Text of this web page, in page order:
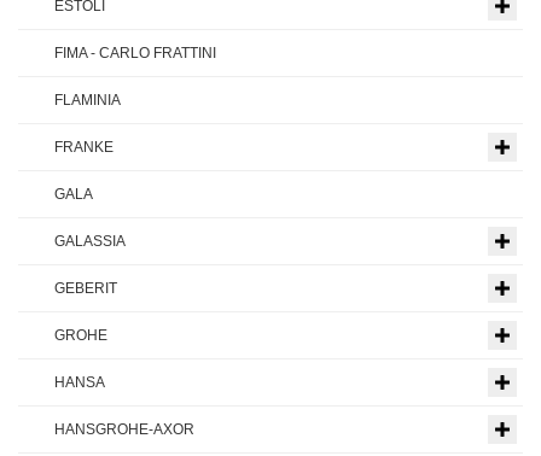
ESTOLI
FIMA - CARLO FRATTINI
FLAMINIA
FRANKE
GALA
GALASSIA
GEBERIT
GROHE
HANSA
HANSGROHE-AXOR